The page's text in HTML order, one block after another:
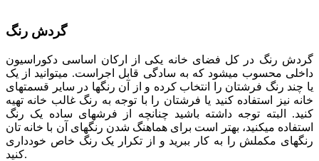
گردش رنگ
گردش رنگ در کل فضای خانه یکی از ارکان اساسی دکوراسیون
داخلی محسوب می­شود که به سادگی قابل اجراست. می­توانید از یک
یا چند رنگ فرش­تان را انتخاب کرده و از آن رنگ­ها در سایر قسمت­های
خانه نیز استفاده کنید یا فرشتان را با توجه به رنگ غالب خانه تهیه
کنید. البته توجه داشته باشید چنانچه از فرش­های ساده یک رنگ
استفاده می­کنید، بهتر است برای هماهنگ شدن رنگ­های آن با خانه­ تان
رنگ­های مکملش را به کار ببرید و از تکرار یک رنگ خاص خودداری
کنید.